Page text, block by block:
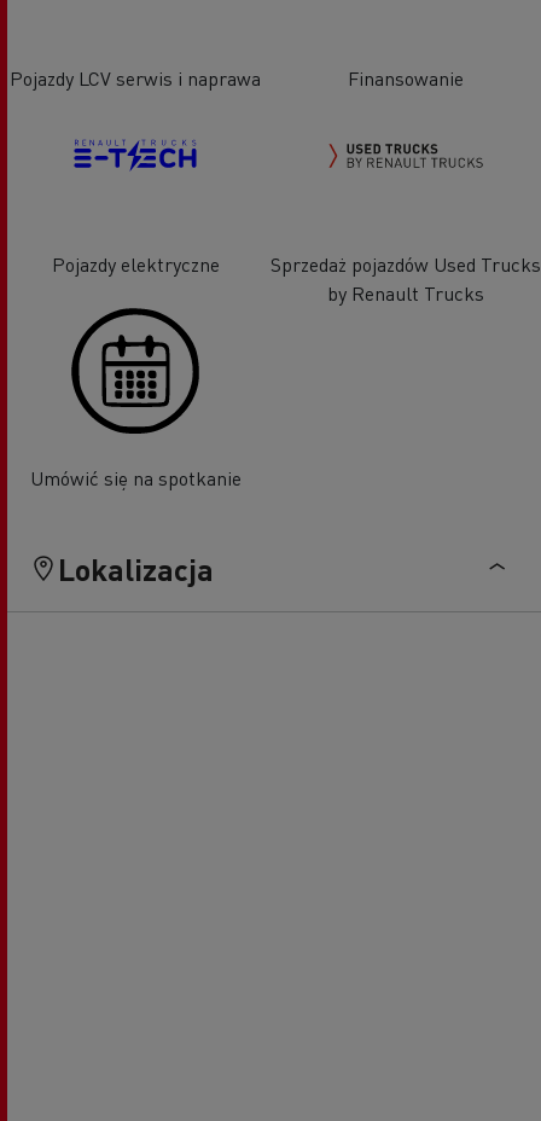
Pojazdy LCV serwis i naprawa Finansowanie
Pojazdy elektryczne
Sprzedaż pojazdów Used Trucks
by Renault Trucks
Umówić się na spotkanie
Lokalizacja